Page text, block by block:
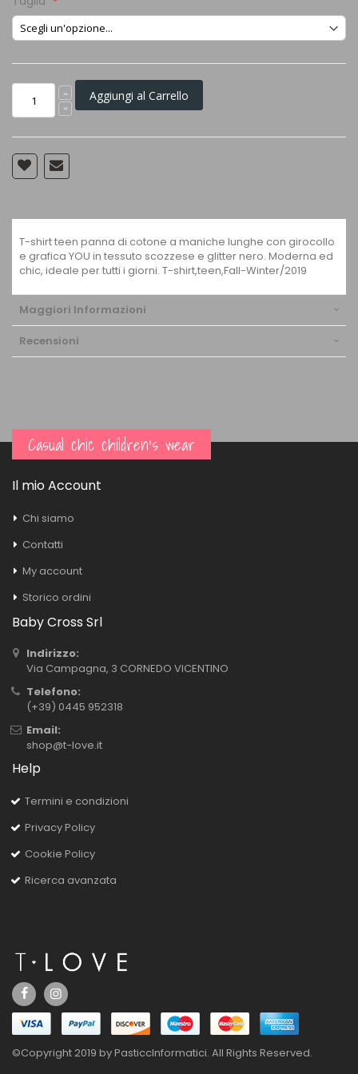
Aggiungi al Carrello
T-shirt teen panna di cotone a maniche lunghe con girocollo
e grafica YOU in tessuto scozzese e glitter nero. Moderna ed
chic, ideale per tutti i giorni. T-shirt,teen,Fall-Winter/2019
Maggiori Informazioni
Recensioni
Casual chic children's wear
Il mio Account
Chi siamo
Contatti
My account
Storico ordini
Baby Cross Srl
Indirizzo:
Via Campagna, 3 CORNEDO VICENTINO
Telefono:
(+39) 0445 952318
Email:
shop@t-love.it
Help
Termini e condizioni
Privacy Policy
Cookie Policy
Ricerca avanzata
©Copyright 2019 by PasticcInformatici. All Rights Reserved.